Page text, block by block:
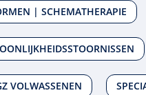
| SCHEMATHERAPIE
VOLWASSENEN